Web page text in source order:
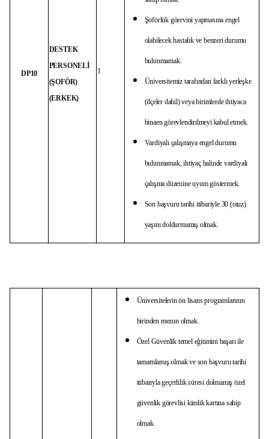
DP10
DESTEK
PERSONELİ
(ŞOFÖR)
(ERKEK)
1
Şoförlük görevini yapmasına engel
olabilecek hastalık ve benzeri durumu
bulunmamak.
Üniversitemiz tarafından farklı yerleşke
(ilçeler dahil) veya birimlerde ihtiyaca
binaen görevlendirilmeyi kabul etmek.
Vardiyalı çalışmaya engel durumu
bulunmamak, ihtiyaç halinde vardiyalı
çalışma düzenine uyum göstermek.
Son başvuru tarihi itibariyle 30 (otuz)
yaşını doldurmamış olmak.
Üniversitelerin ön lisans programlarının
birinden mezun olmak.
Özel Güvenlik temel eğitimini başarı ile
tamamlamış olmak ve son başvuru tarihi
itibarıyla geçerlilik süresi dolmamış özel
güvenlik görevlisi kimlik kartına sahip
olmak.